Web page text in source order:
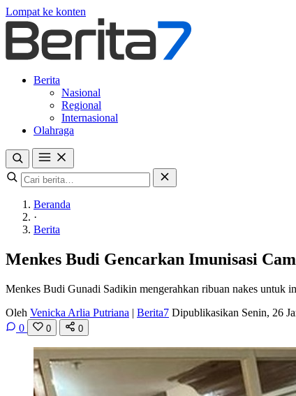
Lompat ke konten
Berita
Nasional
Regional
Internasional
Olahraga
Beranda
·
Berita
Menkes Budi Gencarkan Imunisasi
Menkes Budi Gunadi Sadikin mengerahkan ribuan nakes untuk
Oleh Venicka Arlia Putriana | Berita7 Dipublikasikan Senin, 26
0
0 0